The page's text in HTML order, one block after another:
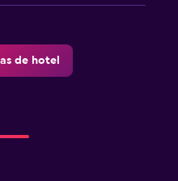
de hotel